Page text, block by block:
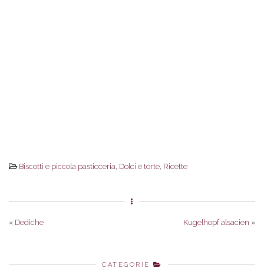
Biscotti e piccola pasticceria, Dolci e torte, Ricette
« Dediche Kugelhopf alsacien »
CATEGORIE